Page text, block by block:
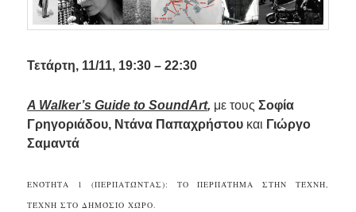
Τετάρτη, 11/11, 19:30 – 22:30
A Walker’s Guide to SoundArt, με τουςΣοφία
Γρηγοριάδου, Ντάνα Παπαχρήστου και Γιώργο
Σαμαντά
ΕΝΌΤΗΤΑ 1 (ΠΕΡΠΑΤΏΝΤΑΣ): ΤΟ ΠΕΡΠΆΤΗΜΑ ΣΤΗΝ ΤΈΧΝΗ,
ΤΈΧΝΗ ΣΤΟ ΔΗΜΌΣΙΟ ΧΏΡΟ.